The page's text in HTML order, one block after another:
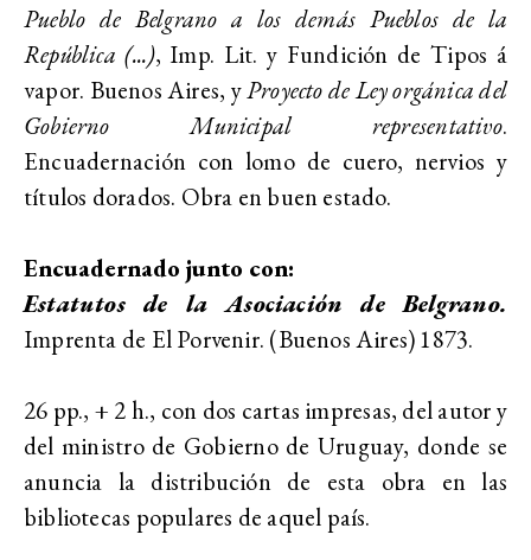
Pueblo de Belgrano a los demás Pueblos de la
República (...), Imp. Lit. y Fundición de Tipos á
vapor. Buenos Aires, yProyecto de Ley orgánica del
Gobierno Municipal representativo.
Encuadernación con lomo de cuero, nervios y
títulos dorados. Obra en buen estado.
Encuadernado junto con:
Estatutos de la Asociación de Belgrano.
Imprenta de El Porvenir. (Buenos Aires) 1873.
26 pp., + 2 h., con dos cartas impresas, del autor y
del ministro de Gobierno de Uruguay, donde se
anuncia la distribución de esta obra en las
bibliotecas populares de aquel país.